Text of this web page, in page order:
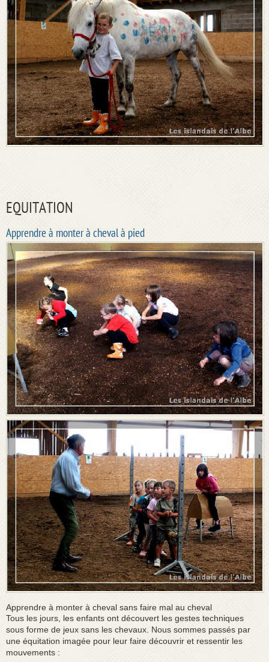
EQUITATION
Apprendre à monter à cheval à pied
Apprendre à monter à cheval sans faire mal au cheval
Tous les jours, les enfants ont découvert les gestes techniques
sous forme de jeux sans les chevaux. Nous sommes passés par
une équitation imagée pour leur faire découvrir et ressentir les
mouvements :